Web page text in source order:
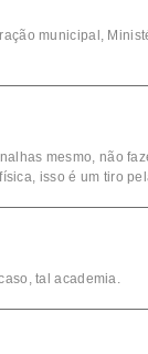
municipal,
mesmo, não
isso é um tiro
tal academia.